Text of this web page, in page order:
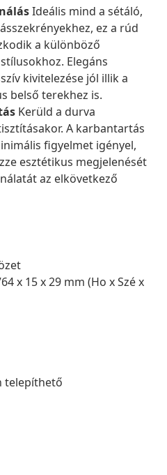
Ideális mind a sétáló,
ez a rúd
a különböző
Elegáns
kivitelezése jól illik a
belső terekhez is.
Kerüld a durva
A karbantartás
figyelmet igényel,
esztétikus megjelenését
az elkövetkező
x 15 x 29 mm (Ho x Szé x
telepíthető